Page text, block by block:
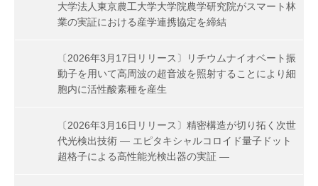
大学法人東京農工大学大学院農学研究院がスマート林
業の実証における産学連携協定を締結
〔2026年3月17日リリース〕リチウムナイオベート振
動子を用いて高周波の超音波を照射することにより細
胞内に活性酸素種を産生
〔2026年3月16日リリース〕精密構造が切り拓く次世
代光検出技術 ― エピタキシャルコロイド量子ドット
超格子による高性能光検出器の実証 ―